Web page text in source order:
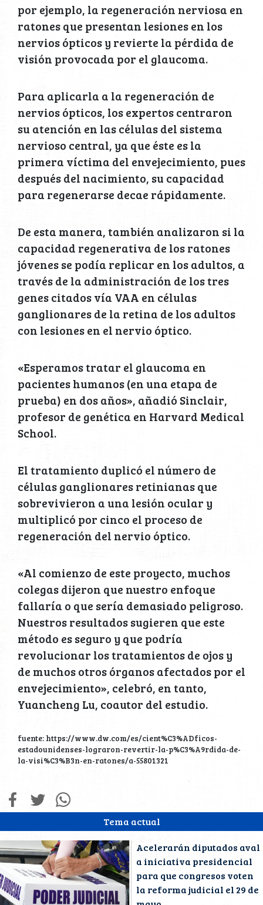
Tema actual
Acelerarán diputados aval
a iniciativa presidencial
para que congresos voten
la reforma judicial el 29 de
por ejemplo, la regeneración nerviosa en
ratones que presentan lesiones en los
nervios ópticos y revierte la pérdida de
visión provocada por el glaucoma.
Para aplicarla a la regeneración de
nervios ópticos, los expertos centraron
su atención en las células del sistema
nervioso central, ya que éste es la
primera víctima del envejecimiento, pues
después del nacimiento, su capacidad
para regenerarse decae rápidamente.
De esta manera, también analizaron si la
capacidad regenerativa de los ratones
jóvenes se podía replicar en los adultos, a
través de la administración de los tres
genes citados vía VAA en células
ganglionares de la retina de los adultos
con lesiones en el nervio óptico.
«Esperamos tratar el glaucoma en
pacientes humanos (en una etapa de
prueba) en dos años», añadió Sinclair,
profesor de genética en Harvard Medical
School.
El tratamiento duplicó el número de
células ganglionares retinianas que
sobrevivieron a una lesión ocular y
multiplicó por cinco el proceso de
regeneración del nervio óptico.
«Al comienzo de este proyecto, muchos
colegas dijeron que nuestro enfoque
fallaría o que sería demasiado peligroso.
Nuestros resultados sugieren que este
método es seguro y que podría
revolucionar los tratamientos de ojos y
de muchos otros órganos afectados por el
envejecimiento», celebró, en tanto,
Yuancheng Lu, coautor del estudio.
fuente: https://www.dw.com/es/cient%C3%ADficos-
estadounidenses-lograron-revertir-la-p%C3%A9rdida-de-
la-visi%C3%B3n-en-ratones/a-55801321